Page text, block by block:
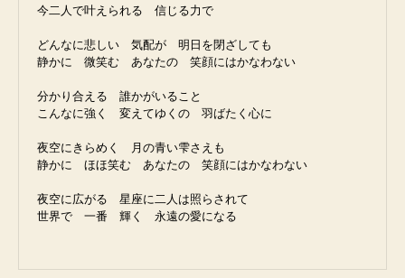
今二人で叶えられる　信じる力で
どんなに悲しい　気配が　明日を閉ざしても
静かに　微笑む　あなたの　笑顔にはかなわない
分かり合える　誰かがいること
こんなに強く　変えてゆくの　羽ばたく心に
夜空にきらめく　月の青い雫さえも
静かに　ほほ笑む　あなたの　笑顔にはかなわない
夜空に広がる　星座に二人は照らされて
世界で　一番　輝く　永遠の愛になる